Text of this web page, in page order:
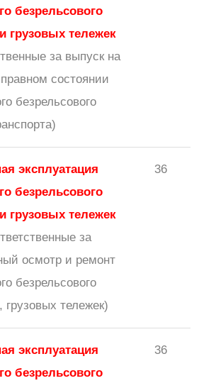
безрельсового
грузовых тележек
за выпуск на
состоянии
безрельсового
эксплуатация
безрельсового
грузовых тележек
за
осмотр и ремонт
безрельсового
грузовых тележек)
36
эксплуатация
безрельсового
36